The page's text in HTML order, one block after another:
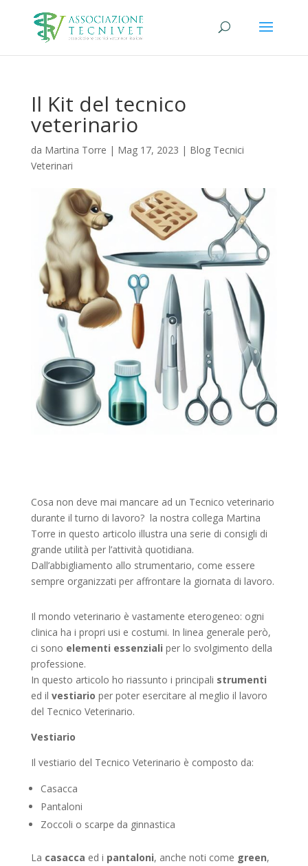
Il Kit del tecnico
veterinario
da Martina Torre | Mag 17, 2023 | Blog Tecnici
Veterinari
Cosa non deve mai mancare ad un Tecnico veterinario
durante il turno di lavoro? la nostra collega Martina
Torre in questo articolo illustra una serie di consigli di
grande utilità per l’attività quotidiana.
Dall’abbigliamento allo strumentario, come essere
sempre organizzati per affrontare la giornata di lavoro.
Il mondo veterinario è vastamente eterogeneo: ogni
clinica ha i propri usi e costumi. In linea generale però,
ci sono elementi essenziali per lo svolgimento della
professione.
In questo articolo ho riassunto i principali strumenti
ed il vestiario per poter esercitare al meglio il lavoro
del Tecnico Veterinario.
Vestiario
Il vestiario del Tecnico Veterinario è composto da:
Casacca
Pantaloni
Zoccoli o scarpe da ginnastica
La casacca ed i pantaloni, anche noti come green,